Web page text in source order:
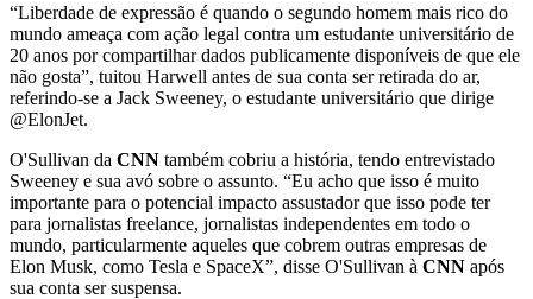
“Liberdade de expressão é quando o segundo homem mais rico do
mundo ameaça com ação legal contra um estudante universitário de
20 anos por compartilhar dados publicamente disponíveis de que ele
não gosta”, tuitou Harwell antes de sua conta ser retirada do ar,
referindo-se a Jack Sweeney, o estudante universitário que dirige
@ElonJet.
O'Sullivan da CNN também cobriu a história, tendo entrevistado
Sweeney e sua avó sobre o assunto. “Eu acho que isso é muito
importante para o potencial impacto assustador que isso pode ter
para jornalistas freelance, jornalistas independentes em todo o
mundo, particularmente aqueles que cobrem outras empresas de
Elon Musk, como Tesla e SpaceX”, disse O'Sullivan à CNN após
sua conta ser suspensa.